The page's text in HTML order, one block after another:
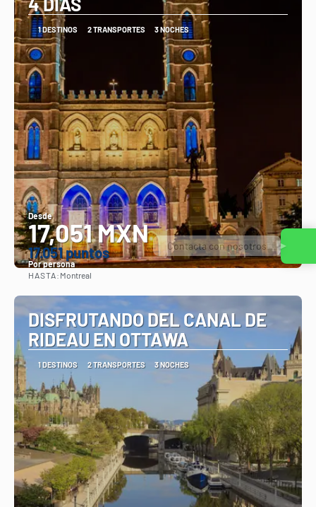
1 DESTINOS 2 TRANSPORTES 3 NOCHES
Desde
17,051 MXN
17.051 puntos
Por persona
HASTA: Montreal
DISFRUTANDO DEL CANAL DE
RIDEAU EN OTTAWA
1 DESTINOS 2 TRANSPORTES 3 NOCHES